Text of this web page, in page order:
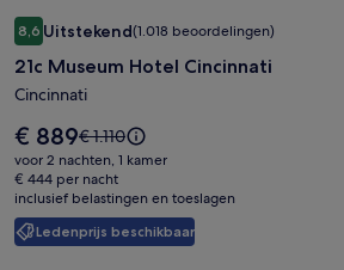
Fotogalerie
voor
21c
Museum
Hotel
Cincinnati
8,68,6 op 10, Uitstekend, (1.018 beoordelingen)
Uitstekend(1.018 beoordelingen)
21c Museum Hotel Cincinnati
Cincinnati
Ledenprijs beschikbaar
De
prijs
is
€ 889
€ 889De
prijs
was
€ 1.110,
zie
meer
€ 1.110
voor 2 nachten, 1 kamer
€ 444 per nacht
inclusief belastingen en toeslagen
21c Museum Hotel Cincinnati